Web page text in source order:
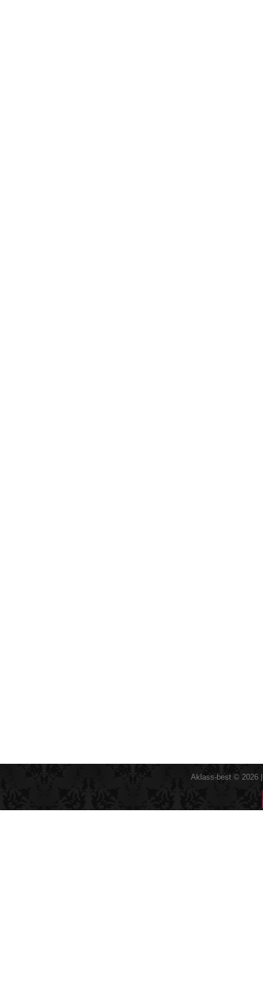
Aklass-best © 2026